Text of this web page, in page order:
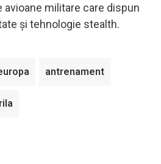
avioane militare care dispun
şi tehnologie stealth.
antrenament